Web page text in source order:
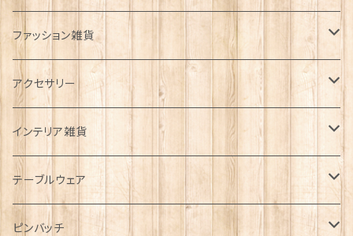
ファッション雑貨
タータンネクタイ
帽子
キャップ
ハンチング帽
Tシャツ
マフラー
アクセサリー
ORTAK
ブローチ
ペンダント
インテリア雑貨
インテリア置物
ラブスプーン
テーブルウェア
ティータオル
ピンバッチ